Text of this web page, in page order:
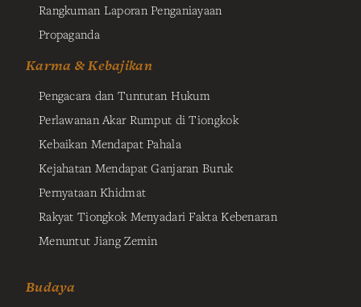
Rangkuman Laporan Penganiayaan
Propaganda
Karma & Kebajikan
Pengacara dan Tuntutan Hukum
Perlawanan Akar Rumput di Tiongkok
Kebaikan Mendapat Pahala
Kejahatan Mendapat Ganjaran Buruk
Pernyataan Khidmat
Rakyat Tiongkok Menyadari Fakta Kebenaran
Menuntut Jiang Zemin
Budaya